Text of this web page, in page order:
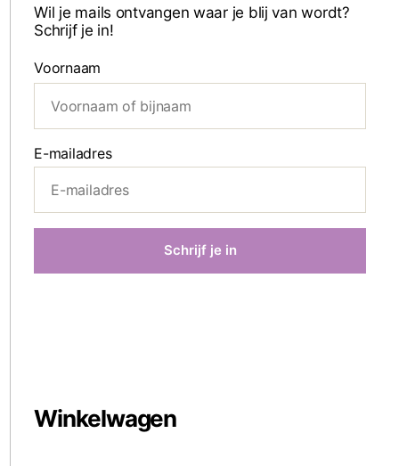
Wil je mails ontvangen waar je blij van wordt?
Schrijf je in!
Voornaam
E-mailadres
Winkelwagen